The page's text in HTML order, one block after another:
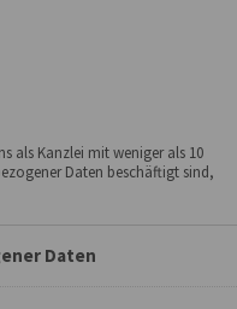
als Kanzlei mit weniger als 10
Daten beschäftigt sind,
Daten